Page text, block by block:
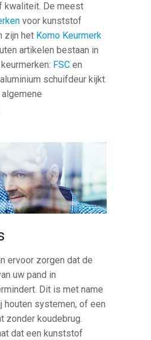
kwaliteit. De meest
voor kunststof
zijn het Komo Keurmerk
artikelen bestaan in
FSC en
schuifdeur kijkt
ervoor zorgen dat de
uw pand in
Dit is met name
houten systemen, of een
zonder koudebrug.
dat een kunststof